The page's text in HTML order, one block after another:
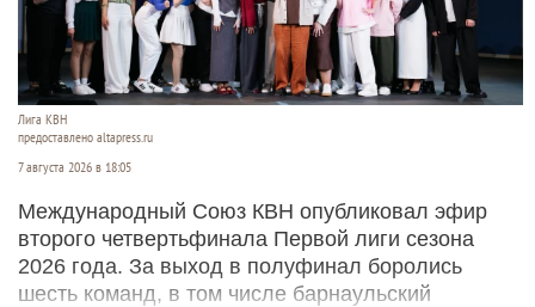
Лига КВН
предоставлено altapress.ru
7 августа 2026 в 18:05
Международный Союз КВН опубликовал эфир
второго четвертьфинала Первой лиги сезона
2026 года. За выход в полуфинал боролись
шесть команд, в том числе барнаульский